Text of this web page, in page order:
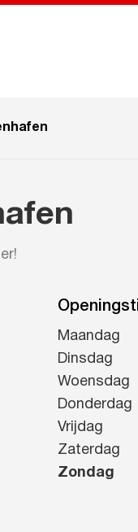
Maandag
Dinsdag
Woensdag
Donderdag
Vrijdag
Zaterdag
Zondag